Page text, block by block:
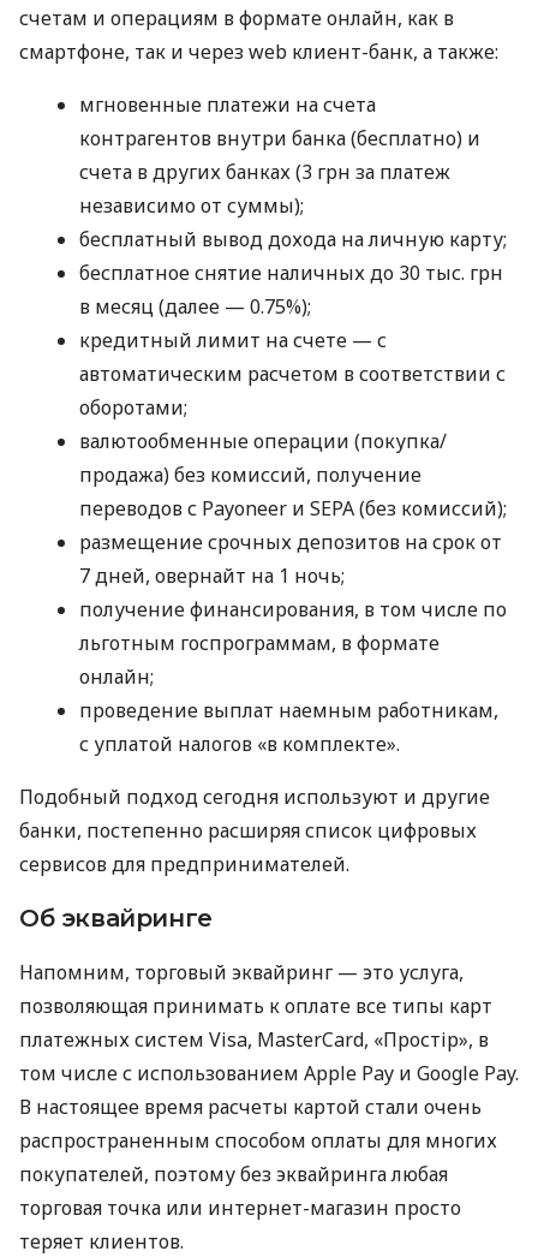
счетам и операциям в формате онлайн, как в
смартфоне, так и через web клиент-банк, а также:
мгновенные платежи на счета
контрагентов внутри банка (бесплатно) и
счета в других банках (3 грн за платеж
независимо от суммы);
бесплатный вывод дохода на личную карту;
бесплатное снятие наличных до 30 тыс. грн
в месяц (далее — 0.75%);
кредитный лимит на счете — с
автоматическим расчетом в соответствии с
оборотами;
валютообменные операции (покупка/
продажа) без комиссий, получение
переводов с Payoneer и SEPA (без комиссий);
размещение срочных депозитов на срок от
7 дней, овернайт на 1 ночь;
получение финансирования, в том числе по
льготным госпрограммам, в формате
онлайн;
проведение выплат наемным работникам,
с уплатой налогов «в комплекте».
Подобный подход сегодня используют и другие
банки, постепенно расширяя список цифровых
сервисов для предпринимателей.
Об эквайринге
Напомним, торговый эквайринг — это услуга,
позволяющая принимать к оплате все типы карт
платежных систем Visa, MasterCard, «Простір», в
том числе с использованием Apple Pay и Google Pay.
В настоящее время расчеты картой стали очень
распространенным способом оплаты для многих
покупателей, поэтому без эквайринга любая
торговая точка или интернет-магазин просто
теряет клиентов.